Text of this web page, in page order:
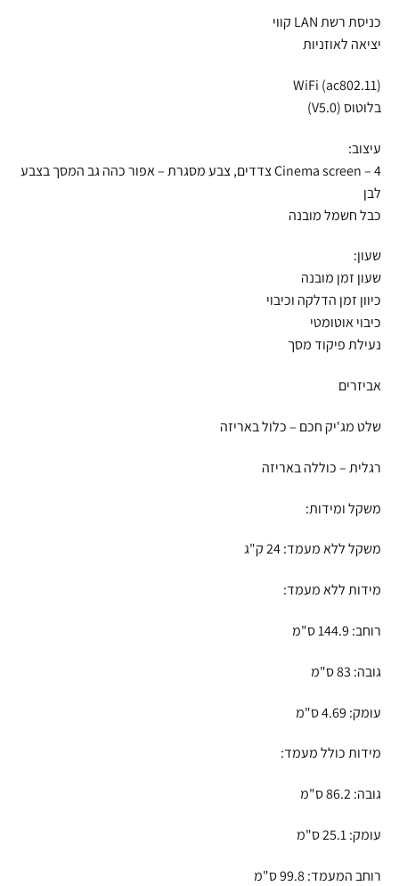
כניסת רשת LAN קווי
יציאה לאוזניות
WiFi (ac802.11)
בלוטוס (V5.0)
עיצוב:
Cinema screen – 4 צדדים, צבע מסגרת – אפור כהה גב המסך בצבע
לבן
כבל חשמל מובנה
שעון:
שעון זמן מובנה
כיוון זמן הדלקה וכיבוי
כיבוי אוטומטי
נעילת פיקוד מסך
אביזרים
שלט מג'יק חכם – כלול באריזה
רגלית – כוללה באריזה
משקל ומידות:
משקל ללא מעמד: 24 ק"ג
מידות ללא מעמד:
רוחב: 144.9 ס"מ
גובה: 83 ס"מ
עומק: 4.69 ס"מ
מידות כולל מעמד:
גובה: 86.2 ס"מ
עומק: 25.1 ס"מ
רוחב המעמד: 99.8 ס"מ